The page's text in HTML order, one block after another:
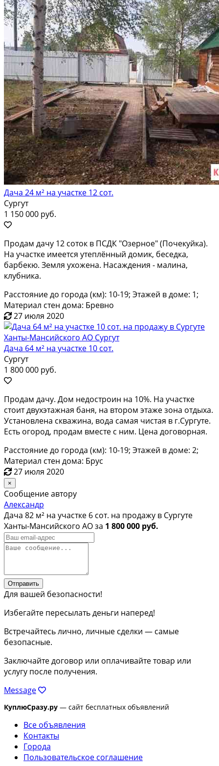
Дача 24 м² на участке 12 сот.
Сургут
1 150 000 руб.
Продам дачу 12 соток в ПСДК "Озерное" (Почекуйка).
На участке имеется утеплённый домик, беседка,
барбекю. Земля ухожена. Насаждения - малина,
клубника.
Расстояние до города (км): 10-19; Этажей в доме: 1;
Материал стен дома: Бревно
27 июля 2020
Дача 64 м² на участке 10 сот.
Сургут
1 800 000 руб.
Продам дачу. Дом недостроин на 10%. На участке
стоит двухэтажная баня, на втором этаже зона отдыха.
Установлена скважина, вода самая чистая в г.Сургуте.
Есть огород, продам вместе с ним. Цена договорная.
Расстояние до города (км): 10-19; Этажей в доме: 2;
Материал стен дома: Брус
27 июля 2020
×
Сообщение автору
Александр
Дача 82 м² на участке 6 сот. на продажу в Сургуте
Ханты-Мансийского АО за 1 800 000 руб.
Отправить
Для вашей безопасности!
Избегайте пересылать деньги наперед!
Встречайтесь лично, личные сделки — самые
безопасные.
Заключайте договор или оплачивайте товар или
услугу после получения.
Message
КуплюСразу.ру — сайт бесплатных объявлений
Все объявления
Контакты
Города
Пользовательское соглашение